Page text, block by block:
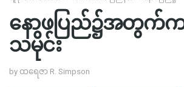
နောဖပြည်၌အတွက်က
သမိုင်း
by ထရေဇာ R. Simpson